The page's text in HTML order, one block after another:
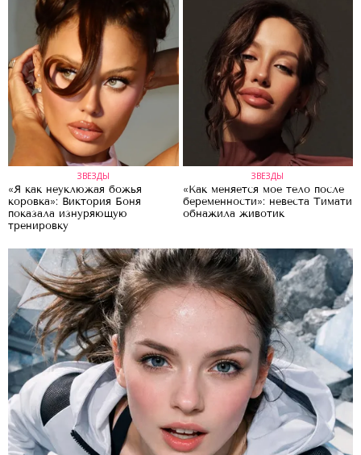
ЗВЕЗДЫ
«Я как неуклюжая божья
коровка»: Виктория Боня
показала изнуряющую
тренировку
ЗВЕЗДЫ
«Как меняется мое тело после
беременности»: невеста Тимати
обнажила животик